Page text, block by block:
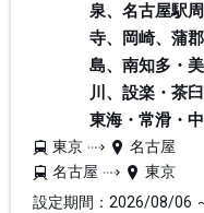
泉、名古屋駅
寺、岡崎、蒲
島、南知多・
川、設楽・茶
東海・常滑・
東京
名古屋
名古屋
東京
設定期間：2026/08/06